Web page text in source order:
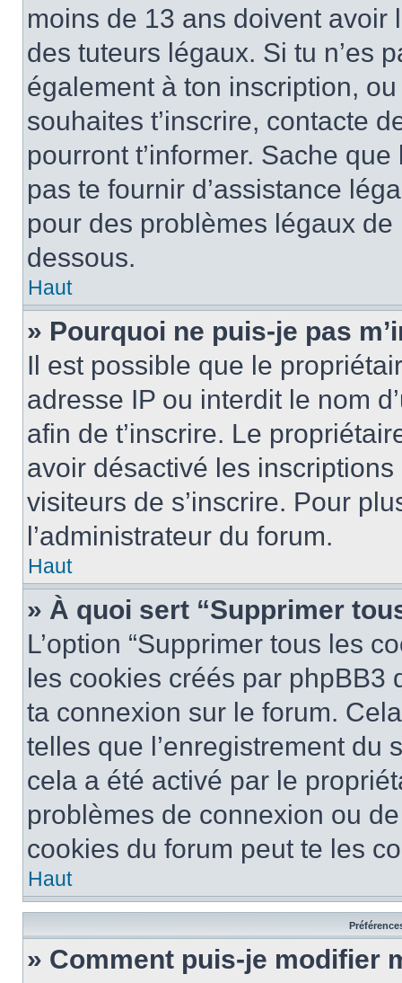
moins de 13 ans doivent
des tuteurs légaux. Si tu n’es
également à ton inscription,
souhaites t’inscrire, contacte
pourront t’informer. Sache
pas te fournir d’assistance
pour des problèmes légaux
dessous.
Haut
» Pourquoi ne puis-je pas
Il est possible que le
adresse IP ou interdit le nom
afin de t’inscrire. Le
avoir désactivé les
visiteurs de s’inscrire. Pour
l’administrateur du forum.
Haut
» À quoi sert “Supprimer
L’option “Supprimer tous les
les cookies créés par phpBB3
ta connexion sur le forum.
telles que l’enregistrement du
cela a été activé par le
problèmes de connexion ou
cookies du forum peut te les
Haut
» Comment puis-je modifier